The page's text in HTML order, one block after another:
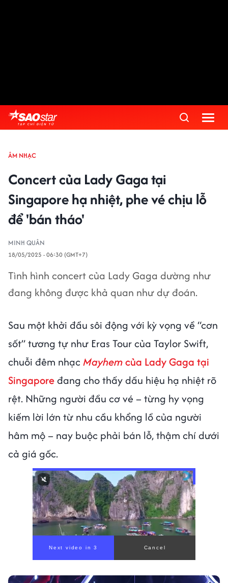
ÂM NHẠC
Concert của Lady Gaga tại
Singapore hạ nhiệt, phe vé chịu lỗ
để 'bán tháo'
MINH QUÂN
18/05/2025 - 06:30 (GMT+7)
Tình hình concert của Lady Gaga dường như
đang không được khả quan như dự đoán.
Sau một khởi đầu sôi động với kỳ vọng về “cơn
sốt” tương tự như Eras Tour của Taylor Swift,
chuỗi đêm nhạc Mayhemcủa Lady Gaga tại
Singapoređang cho thấy dấu hiệu hạ nhiệt rõ
rệt. Những người đầu cơ vé – từng hy vọng
kiếm lời lớn từ nhu cầu khổng lồ của người
hâm mộ – nay buộc phải bán lỗ, thậm chí dưới
cả giá gốc.